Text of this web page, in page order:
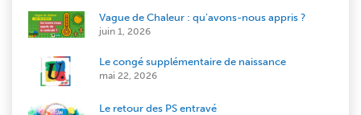
Vague de Chaleur : qu’avons-nous appris ?
juin 1, 2026
Le congé supplémentaire de naissance
mai 22, 2026
Le retour des PS entravé